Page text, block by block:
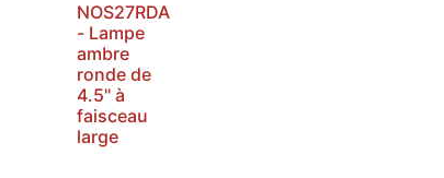
NOS27RDA
- Lampe
ambre
ronde de
4.5" à
faisceau
large